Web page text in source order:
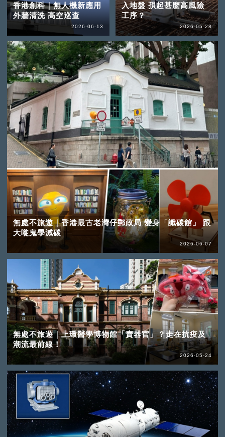
香港創科｜無人機新應用
外牆清洗 高空巡查
2026-06-13
無處不旅遊｜香港最古老灣仔郵政局 變身「識碳館」 跟
大嘥鬼學減碳
2026-06-07
入地盤 孭起甚麼高風險
工序？
2026-05-28
無處不旅遊｜上環醫學博物館「賣器官」？走在抗疫及
潮流最前線！
2026-05-24